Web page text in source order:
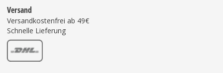
Versand
Versandkostenfrei ab 49€
Schnelle Lieferung